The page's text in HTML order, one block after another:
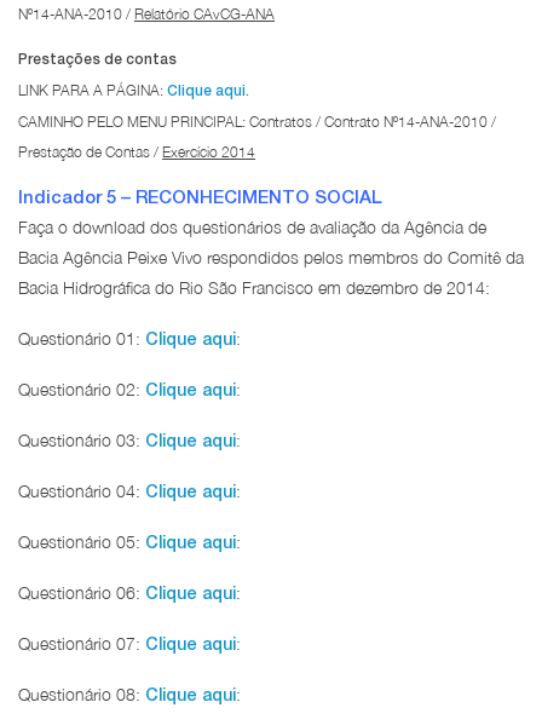
Nº14-ANA-2010 / Relatório CAvCG-ANA
Prestações de contas
LINK PARA A PÁGINA: Clique aqui.
CAMINHO PELO MENU PRINCIPAL: Contratos / Contrato Nº14-ANA-2010 /
Prestação de Contas / Exercício 2014
Indicador 5 – RECONHECIMENTO SOCIAL
Faça o download dos questionários de avaliação da Agência de
Bacia Agência Peixe Vivo respondidos pelos membros do Comitê da
Bacia Hidrográfica do Rio São Francisco em dezembro de 2014:
Questionário 01: Clique aqui:
Questionário 02: Clique aqui:
Questionário 03: Clique aqui:
Questionário 04: Clique aqui:
Questionário 05: Clique aqui:
Questionário 06: Clique aqui:
Questionário 07: Clique aqui:
Questionário 08: Clique aqui: